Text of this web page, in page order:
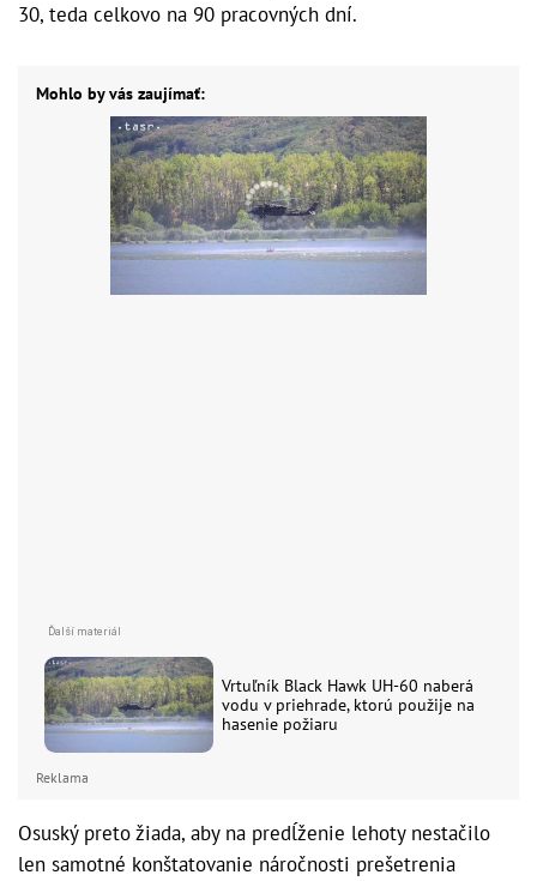
30, teda celkovo na 90 pracovných dní.
Mohlo by vás zaujímať:
Vrtuľník Black Hawk UH-60 naberá
vodu v priehrade, ktorú použije na
hasenie požiaru
Reklama
Osuský preto žiada, aby na predĺženie lehoty nestačilo
len samotné konštatovanie náročnosti prešetrenia